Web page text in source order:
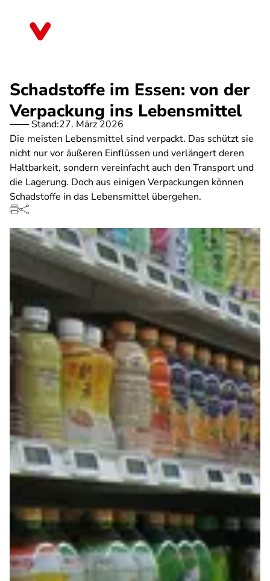
Schadstoffe im Essen: von der
Verpackung ins Lebensmittel
Stand:27. März 2026
Die meisten Lebensmittel sind verpackt. Das schützt sie
nicht nur vor äußeren Einflüssen und verlängert deren
Haltbarkeit, sondern vereinfacht auch den Transport und
die Lagerung. Doch aus einigen Verpackungen können
Schadstoffe in das Lebensmittel übergehen.